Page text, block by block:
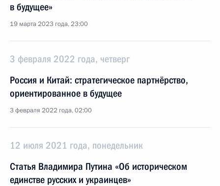
в будущее»
19 марта 2023 года, 23:00
3 февраля 2022 года, четверг
Россия и Китай: стратегическое партнёрство,
ориентированное в будущее
3 февраля 2022 года, 02:00
12 июля 2021 года, понедельник
Статья Владимира Путина «Об историческом
единстве русских и украинцев»